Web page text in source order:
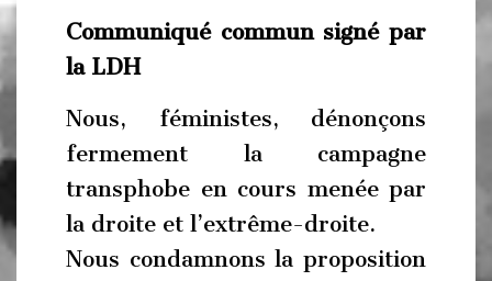
Communiqué commun signé par
la LDH
Nous, féministes, dénonçons
fermement la campagne
transphobe en cours menée par
la droite et l’extrême-droite.
Nous condamnons la proposition